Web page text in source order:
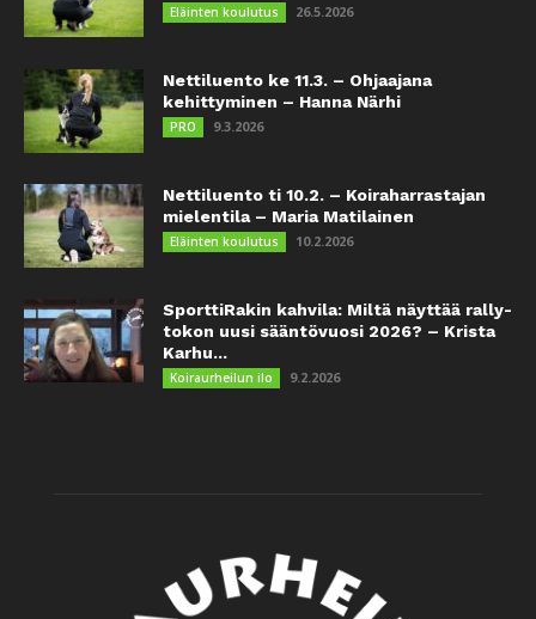
Eläinten koulutus 26.5.2026
Nettiluento ke 11.3. – Ohjaajana
kehittyminen – Hanna Närhi
PRO 9.3.2026
Nettiluento ti 10.2. – Koiraharrastajan
mielentila – Maria Matilainen
Eläinten koulutus 10.2.2026
SporttiRakin kahvila: Miltä näyttää rally-
tokon uusi sääntövuosi 2026? – Krista
Karhu...
Koiraurheilun ilo 9.2.2026